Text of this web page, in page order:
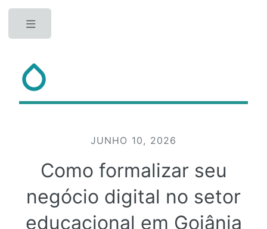
JUNHO 10, 2026
Como formalizar seu
negócio digital no setor
educacional em Goiânia